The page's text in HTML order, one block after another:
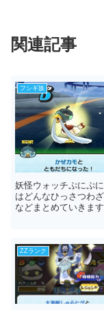
関連記事
フシギ族
妖怪ウォッチぷにぷ
はどんなひっさつわ
などまとめていきま
ZZランク